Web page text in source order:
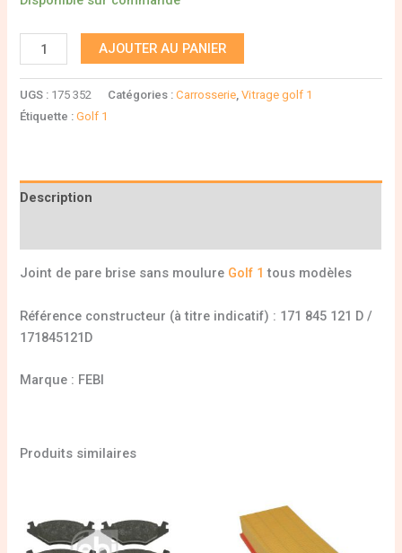
AJOUTER AU PANIER
UGS : 175 352 Catégories :Carrosserie,Vitrage golf 1
Étiquette :Golf 1
Description
Joint de pare brise sans moulure Golf 1 tous modèles
Référence constructeur (à titre indicatif) : 171 845 121 D /
171845121D
Marque : FEBI
Produits similaires